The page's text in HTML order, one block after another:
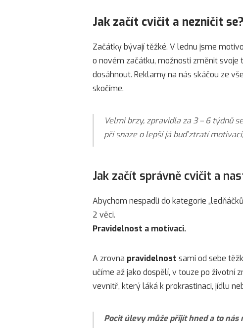
Jak začít cvičit a nezničit se?
Začátky bývají těžké. V lednu jsme
o novém začátku, možnosti změnit
dosáhnout. Reklamy na nás skáčou ze
skočíme.
Velmi brzy, zpravidla za 3 – 6 týdnů
při snaze o lepší já buď ztratí
Jak začít správně cvičit a
Abychom nespadli do kategorie
2 věci.
Pravidelnost a motivaci.
A zrovna pravidelnost sami od sebe
učíme až jako dospělí, v touze po životní
vevnitř, který láká k prokrastinaci, jídlu
Pocit úlevy může přijít hned a to